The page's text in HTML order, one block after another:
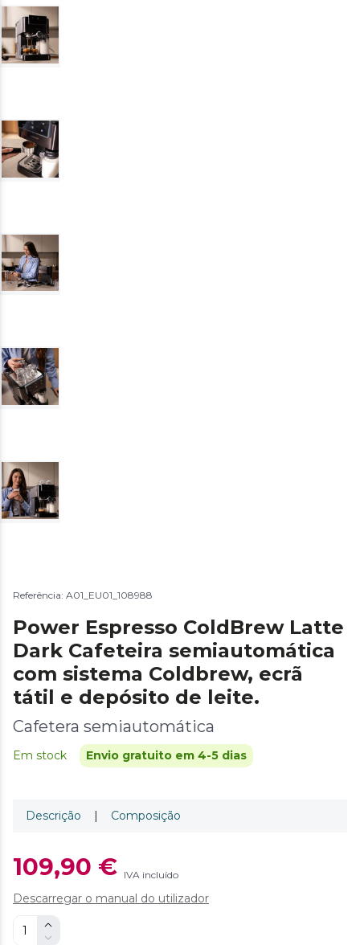
Referência: A01_EU01_108988
Power Espresso ColdBrew Latte
Dark Cafeteira semiautomática
com sistema Coldbrew, ecrã
tátil e depósito de leite.
Cafetera semiautomática
Em stock Envio gratuito em 4-5 dias
Descrição | Composição
109,90 € IVA incluído
Descarregar o manual do utilizador